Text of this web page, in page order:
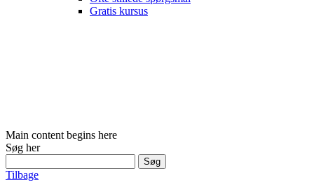
Gratis kursus
Main content begins here
Søg her
efter:
Tilbage